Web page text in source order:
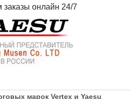
онлайн 24/7
марок Vertex и Yaesu